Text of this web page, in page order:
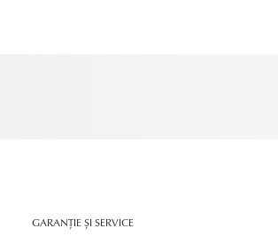
GARANȚIE ȘI SERVICE